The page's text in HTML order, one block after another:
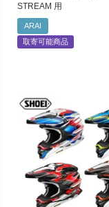
STREAM 用
ARAI
取寄可能商品